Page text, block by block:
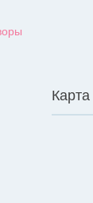
Карта